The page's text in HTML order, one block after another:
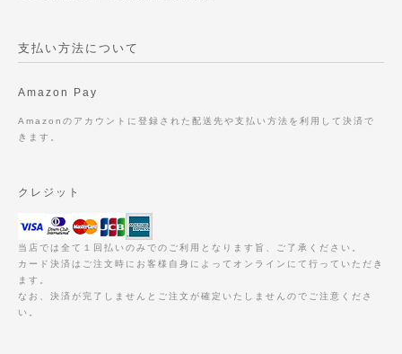
支払い方法について
Amazon Pay
Amazonのアカウントに登録された配送先や支払い方法を利用して決済で
きます。
クレジット
当店では全て１回払いのみでのご利用となります旨、ご了承ください。
カード決済はご注文時にお客様自身によってオンラインにて行っていただき
ます。
なお、決済が完了しませんとご注文が確定いたしませんのでご注意くださ
い。